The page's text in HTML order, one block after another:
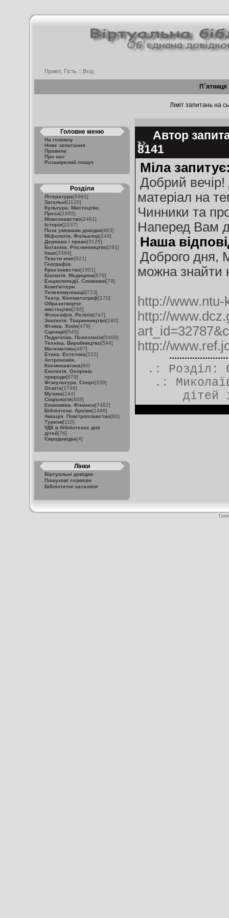
Привіт, Гість :: Вхід
П`ятниця
Ліміт запитань на
Головне меню
На головну
Нове запитання
Правила
Про нас
Розширений пошук
Розділи
Література[5991]
Загальні[1120]
Культура. Мистецтво.
Преса[1895]
Мовознавство[2461]
Історія[2237]
Поза умовами довідки[463]
Міфологія. Фольклор[249]
Держава і право[3125]
Ботаніка. Рослинництво[291]
Інше[3364]
Тексти книг[921]
Географія.
Краєзнавство[1001]
Біологія. Медицина[679]
Енциклопедії. Словники[79]
Комп'ютери.
Телекомунікації[723]
Театр. Кінематограф[170]
Образотворче
мистецтво[288]
Філософія. Релігія[747]
Зоологія. Тваринництво[180]
Фізика. Хімія[479]
Сценарії[545]
Педагогіка. Психологія[5400]
Техніка. Виробництво[594]
Математика[487]
Етика. Естетика[222]
Астрономія.
Космонавтика[80]
Екологія. Охорона
природи[679]
Фізкультура. Спорт[339]
Освіта[1746]
Музика[244]
Соціологія[468]
Економіка. Фінанси[7482]
Бібліотеки. Архіви[1488]
Авіація. Повітроплавство[80]
Туризм[110]
УДК в бібліотеках для
дітей[76]
Євродовідка[4]
Лінки
Віртуальні довідки
Пошукові сервери
Бібліотечні каталоги
Автор
8141
Міла
Добрий
матеріал на
Чинники та
Наперед Вам
Наша
Доброго дня,
можна знайти
http://
http://
http://
.: Розділ:
.:
дітей